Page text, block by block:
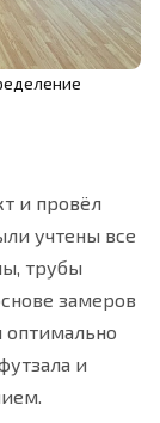
и провёл
учтены все
трубы
замеров
оптимально
и